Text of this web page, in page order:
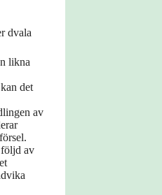
dvala
likna
det
av
av